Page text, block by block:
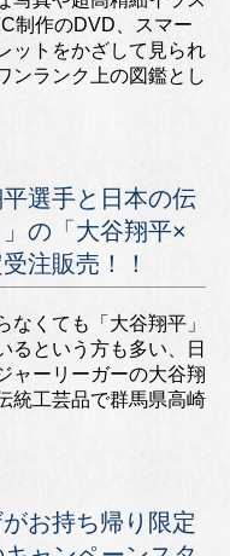
制作のDVD、スマー
ットをかざして見られ
ンランク上の図鑑とし
選手と日本の伝
の「大谷翔平×
注販売！！
なくても「大谷翔平」
るという方も多い、日
ャーリーガーの大谷翔
統工芸品で群馬県高崎
お持ち帰り限定